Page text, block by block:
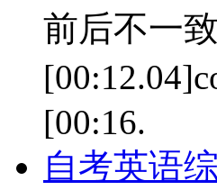
前后不一
[00:16.
自考英语